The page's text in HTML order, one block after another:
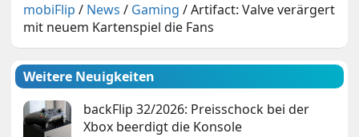
mobiFlip / News / Gaming /Artifact: Valve verärgert
mit neuem Kartenspiel die Fans
Weitere Neuigkeiten
backFlip 32/2026: Preisschock bei der
Xbox beerdigt die Konsole